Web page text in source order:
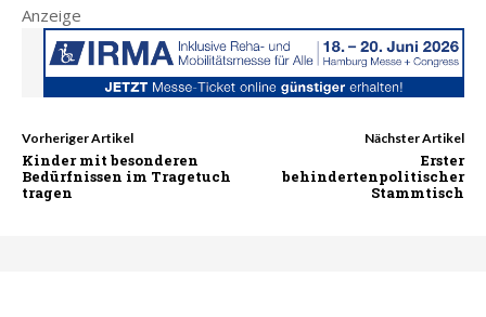
Anzeige
Vorheriger Artikel
Kinder mit besonderen
Bedürfnissen im Tragetuch
tragen
Nächster Artikel
Erster
behindertenpolitischer
Stammtisch